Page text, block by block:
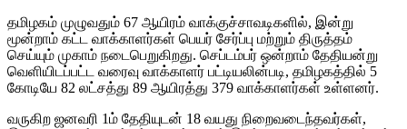
தமிழகம் முழுவதும் 67 ஆயிரம் வாக்குச்சாவடிகளில், இன்று
மூன்றாம் கட்ட வாக்காளர்கள் பெயர் சேர்ப்பு மற்றும் திருத்தம்
செய்யும் முகாம் நடைபெறுகிறது. செப்டம்பர் ஒன்றாம் தேதியன்று
வெளியிடப்பட்ட வரைவு வாக்காளர் பட்டியலின்படி, தமிழகத்தில் 5
கோடியே 82 லட்சத்து 89 ஆயிரத்து 379 வாக்காளர்கள் உள்ளனர்.
வருகிற ஜனவரி 1ம் தேதியுடன் 18 வயது நிறைவடைந்தவர்கள்,